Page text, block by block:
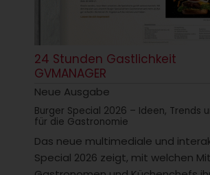
24 Stunden Gastlichkeit
GVMANAGER
Neue Ausgabe
Burger Special 2026 – Ideen, Trends
für die Gastronomie
Das neue multimediale und
Special 2026 zeigt, mit welchen